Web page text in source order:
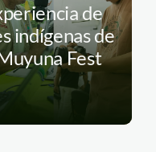
de
indígenas de
Fest